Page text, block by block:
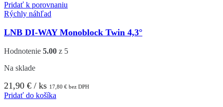
Pridať k porovnaniu
Rýchly náhľad
LNB DI-WAY Monoblock Twin 4,3°
Hodnotenie 5.00 z 5
Na sklade
21,90 € / ks 17,80 € bez DPH
Pridať do košíka